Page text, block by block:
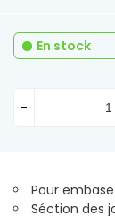
Pour
Séction des
En stock
-